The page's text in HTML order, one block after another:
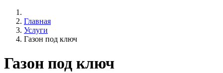
Главная
Услуги
Газон под ключ
Газон под ключ